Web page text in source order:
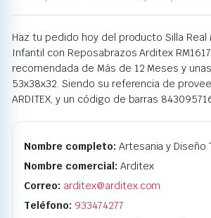
Haz tu pedido hoy del producto Silla Real
Infantil con Reposabrazos Arditex
recomendada de Más de 12 Meses y
53x38x32. Siendo su referencia de
ARDITEX, y un código de barras
Nombre completo: Artesania y Diseño
Nombre comercial: Arditex
Correo: arditex@arditex.com
Teléfono: 933474277